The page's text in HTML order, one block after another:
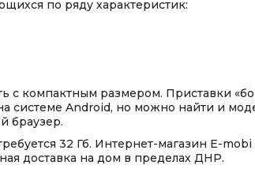
по ряду характеристик:
с компактным размером. Приставки
системе Android, но можно найти и
браузер.
32 Гб. Интернет-магазин E-
доставка на дом в пределах ДНР.